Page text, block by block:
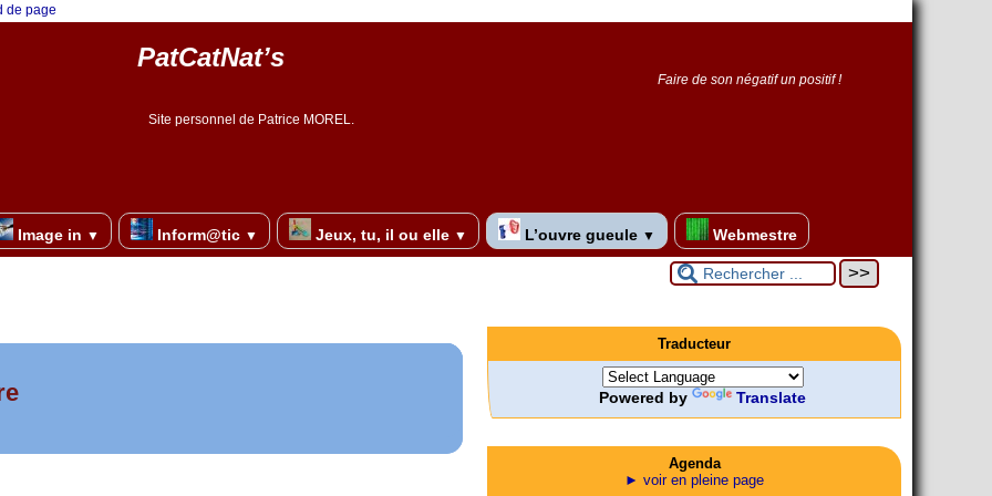
de page
PatCatNat’s
Faire de son négatif un positif !
Site personnel de Patrice MOREL.
Image in ▼ Inform@tic ▼ Jeux, tu, il ou elle ▼ L’ouvre gueule ▼ Webmestre
Traducteur
Powered by Translate
Agenda
► voir en pleine page